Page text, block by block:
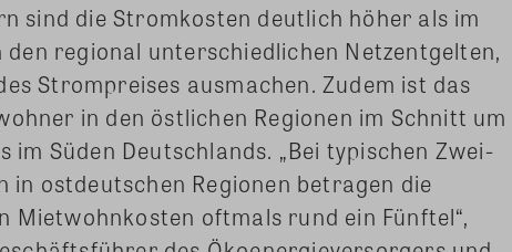
sind die Stromkosten deutlich höher als im
regional unterschiedlichen Netzentgelten,
Strompreises ausmachen. Zudem ist das
in den östlichen Regionen im Schnitt um
Süden Deutschlands. „Bei typischen Zwei-
in ostdeutschen Regionen betragen die
Mietwohnkosten oftmals rund ein Fünftel“,